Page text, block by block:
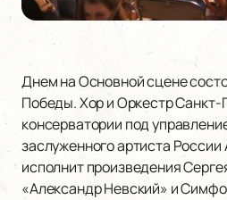
Днем на Основной сцене
Победы. Хор и Оркестр Санкт-
консерватории под
заслуженного артиста
исполнит произведения
«Александр Невский» и